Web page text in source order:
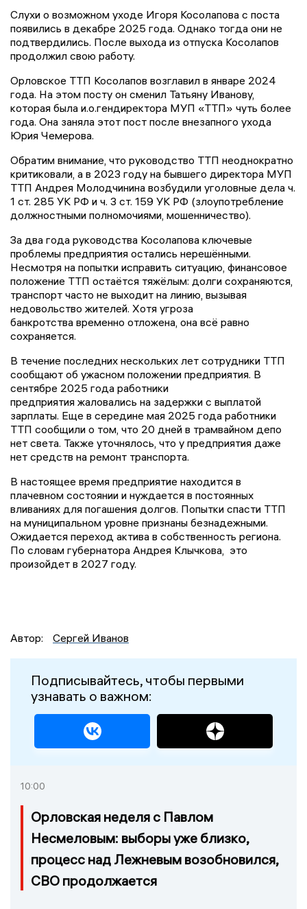
Слухи о возможном уходе Игоря Косолапова с поста
появились в декабре 2025 года. Однако тогда они не
подтвердились. После выхода из отпуска Косолапов
продолжил свою работу.
Орловское ТТП Косолапов возглавил в январе 2024
года. На этом посту он сменил Татьяну Иванову,
которая была и.о.гендиректора МУП «ТТП» чуть более
года. Она заняла этот пост после внезапного ухода
Юрия Чемерова.
Обратим внимание, что руководство ТТП неоднократно
критиковали, а в 2023 году на бывшего директора МУП
ТТП Андрея Молодчинина возбудили уголовные дела ч.
1 ст. 285 УК РФ и ч. 3 ст. 159 УК РФ (злоупотребление
должностными полномочиями, мошенничество).
За два года руководства Косолапова ключевые
проблемы предприятия остались нерешёнными.
Несмотря на попытки исправить ситуацию, финансовое
положение ТТП остаётся тяжёлым: долги сохраняются,
транспорт часто не выходит на линию, вызывая
недовольство жителей. Хотя угроза
банкротства временно отложена, она всё равно
сохраняется.
В течение последних нескольких лет сотрудники ТТП
сообщают об ужасном положении предприятия. В
сентябре 2025 года работники
предприятия жаловались на задержки с выплатой
зарплаты. Еще в середине мая 2025 года работники
ТТП сообщили о том, что 20 дней в трамвайном депо
нет света. Также уточнялось, что у предприятия даже
нет средств на ремонт транспорта.
В настоящее время предприятие находится в
плачевном состоянии и нуждается в постоянных
вливаниях для погашения долгов. Попытки спасти ТТП
на муниципальном уровне признаны безнадежными.
Ожидается переход актива в собственность региона.
По словам губернатора Андрея Клычкова, это
произойдет в 2027 году.
Автор: Сергей Иванов
Подписывайтесь, чтобы первыми
узнавать о важном:
10:00
Орловская неделя с Павлом
Несмеловым: выборы уже близко,
процесс над Лежневым возобновился,
СВО продолжается